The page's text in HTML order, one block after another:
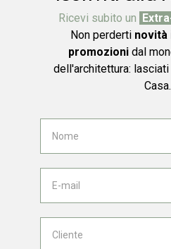
Ricevi subito un
Non perderti novità
promozioni dal
dell'architettura:
Casa.